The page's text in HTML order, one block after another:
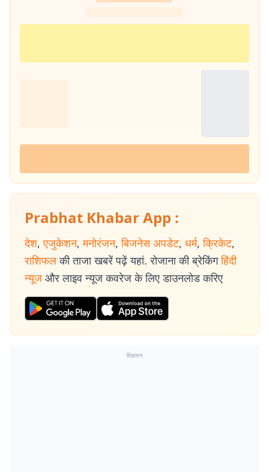
प्रभात खबर से जुड़ने के बाद कई बड़े चुनाव कवर करने का अनुभव मिला. 2014,
Prabhat Khabar App :
देश, एजुकेशन, मनोरंजन, बिजनेस अपडेट, धर्म, क्रिकेट,
राशिफल की ताजा खबरें पढ़ें यहां. रोजाना की ब्रेकिंग हिंदी
न्यूज और लाइव न्यूज कवरेज के लिए डाउनलोड करिए
विज्ञापन